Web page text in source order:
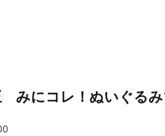
みにコレ！ぬいぐる